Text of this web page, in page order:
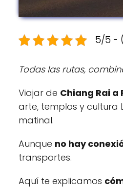
5/5 -
Todas las rutas,
Viajar de Chiang Rai a
arte, templos y cultura
matinal.
Aunque no hay
transportes.
Aquí te explicamos